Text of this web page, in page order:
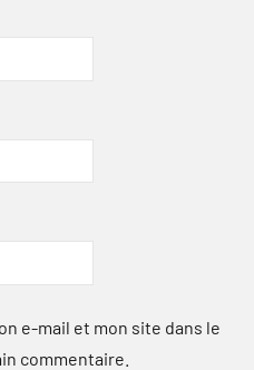
e-mail et mon site dans le
commentaire.